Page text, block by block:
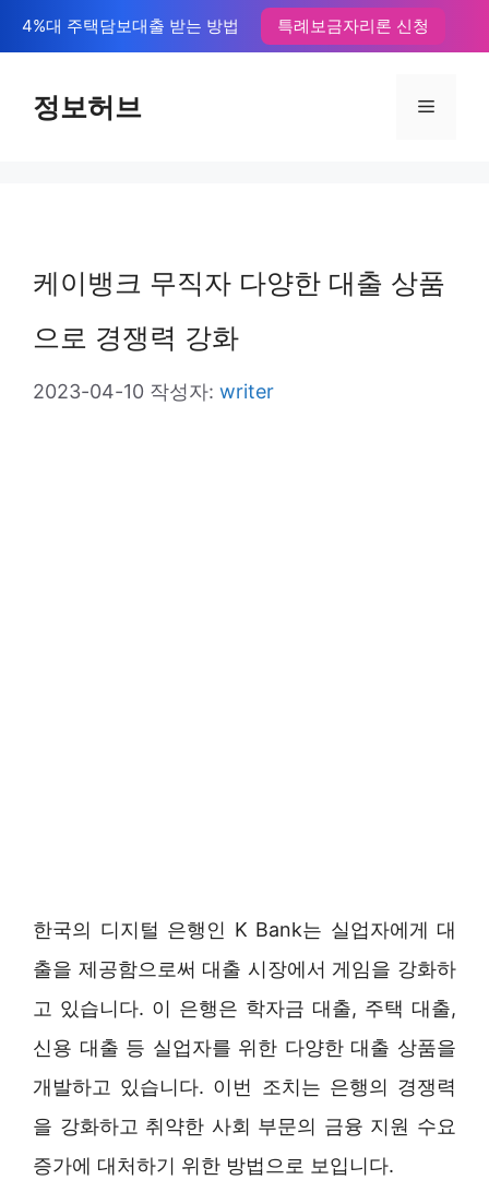
텐
4%대 주택담보대출 받는 방법 특례보금자리론 신청
정보허브 메
케이뱅크 무직자 다양한 대출 상품
으로 경쟁력 강화
2023-04-10 작성자: writer
한국의 디지털 은행인 K Bank는 실업자에게 대
출을 제공함으로써 대출 시장에서 게임을 강화하
고 있습니다. 이 은행은 학자금 대출, 주택 대출,
신용 대출 등 실업자를 위한 다양한 대출 상품을
개발하고 있습니다. 이번 조치는 은행의 경쟁력
을 강화하고 취약한 사회 부문의 금융 지원 수요
증가에 대처하기 위한 방법으로 보입니다.